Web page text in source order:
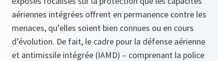
aériennes intégrées offrent en permanence contre les
menaces, qu’elles soient bien connues ou en cours
d’évolution. De fait, le cadre pour la défense aérienne
et antimissile intégrée (IAMD) – comprenant la police